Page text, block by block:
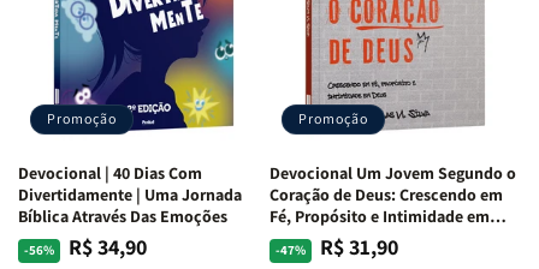
Alves
Alves
Equipe
Teológica
Penkal
Equipe
Teológica
Penkal
Promoção
Devocional | 40 Dias Com
Divertidamente | Uma Jornada
Bíblica Através Das Emoções
-56%
Preço
PreçoR$ 34,90
Promoção
Devocional Um Jovem Segundo o
Coração de Deus: Crescendo em
Fé, Propósito e Intimidade em
Deus
-47%
Preço
PreçoR$ 31,90